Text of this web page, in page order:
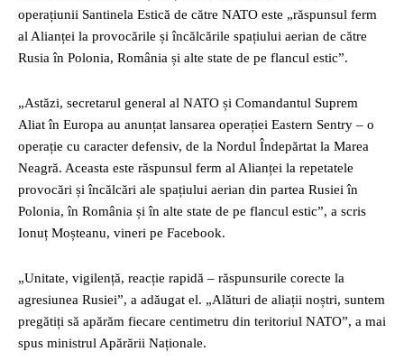
operațiunii Santinela Estică de către NATO este „răspunsul ferm
al Alianței la provocările și încălcările spațiului aerian de către
Rusia în Polonia, România și alte state de pe flancul estic”.
„Astăzi, secretarul general al NATO și Comandantul Suprem
Aliat în Europa au anunțat lansarea operației Eastern Sentry – o
operație cu caracter defensiv, de la Nordul Îndepărtat la Marea
Neagră. Aceasta este răspunsul ferm al Alianței la repetatele
provocări și încălcări ale spațiului aerian din partea Rusiei în
Polonia, în România și în alte state de pe flancul estic”, a scris
Ionuț Moșteanu, vineri pe Facebook.
„Unitate, vigilență, reacție rapidă – răspunsurile corecte la
agresiunea Rusiei”, a adăugat el. „Alături de aliații noștri, suntem
pregătiți să apărăm fiecare centimetru din teritoriul NATO”, a mai
spus ministrul Apărării Naționale.